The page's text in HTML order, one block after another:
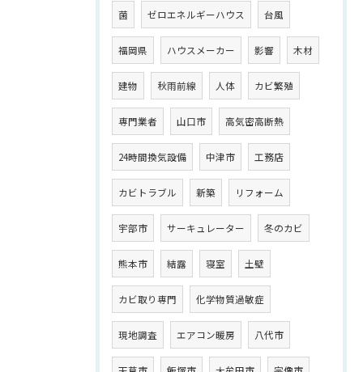
菌 ゼロエネルギーハウス 台風
福岡県 ハウスメーカー 影響 木材
建物 秋雨前線 人体 カビ繁殖
専門業者 山口市 高気密高断熱
24時間換気設備 中津市 工務店
カビトラブル 新築 リフォーム
宇部市 サーキュレーター 冬のカビ
熊本市 結露 寝室 土壁
カビ取り専門 化学物質過敏症
現地調査 エアコン暖房 八代市